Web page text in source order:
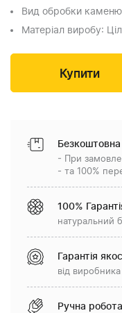
Вид обробки каменю
Матеріал виробу:
- При
- та 100%
100%
натуральний
Гарантія
від виробника
Ручна робота